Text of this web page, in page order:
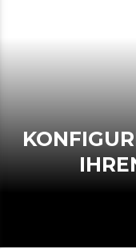
KONFIGURIEREN SIE ES NACH